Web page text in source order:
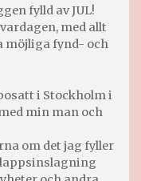
fylld av JUL!
med allt
möjliga fynd- och
i Stockholm i
min man och
om det jag fyller